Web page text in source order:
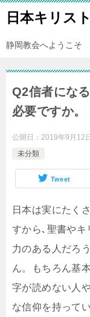
日本キリス
静岡教会へようこそ
Q2信者にな
必要ですか。
公開日： 2019年9月12日
未分類
Tweet
日本は実にたく
すから､聖書や
力のある人だろ
ん。もちろん基
字が読めない人
な信仰を持って